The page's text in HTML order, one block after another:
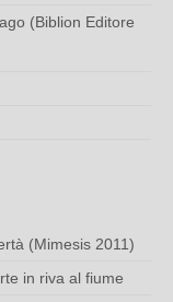
(Biblion Editore
(Mimesis 2011)
in riva al fiume